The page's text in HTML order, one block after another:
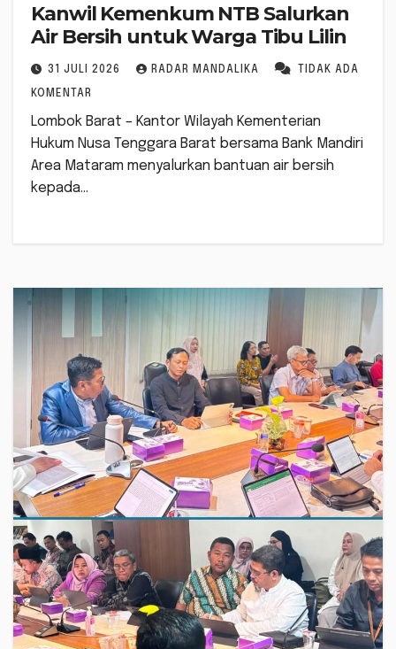
Kanwil Kemenkum NTB Salurkan
Air Bersih untuk Warga Tibu Lilin
31 JULI 2026 RADAR MANDALIKA TIDAK ADA
KOMENTAR
Lombok Barat – Kantor Wilayah Kementerian
Hukum Nusa Tenggara Barat bersama Bank Mandiri
Area Mataram menyalurkan bantuan air bersih
kepada…